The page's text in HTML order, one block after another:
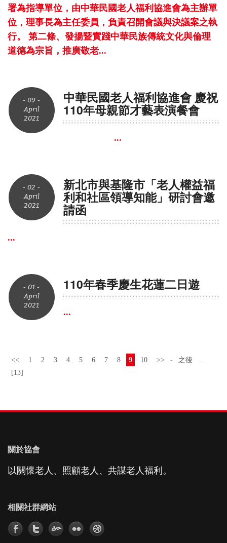
署為指導單位，由中華民國老人福利協進會為主辦單
位，理事長為主任委員，負責召開會議與決議案之執
行。 第二條、發揚暨實踐中華民族傳統文化與倫理
道德為宗旨，推廣敬老...
- 09 -
April
2021
中華民國老人福利協進會 慶祝
110年母親節才藝表演餐會
...
- 02 -
April
2021
新北市與基隆市「老人權益福
利和社區領導知能」研討會邀
請函
...
- 01 -
April
2021
110年春季慶生花蓮二日遊
...
<< 1 2 3 4 5 6 7 8 9 10 >> - 之後
...
[13]
關於協會
以關懷老人、照顧老人、共謀老人福利。
相關社群網站